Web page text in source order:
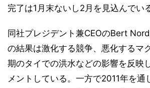
完了は1月末ないし2月を見込んでい
同社プレジデント兼CEOのBert
の結果は激化する競争、悪化するマ
期のタイでの洪水などの影響を反映
メントしている。一方で2011年を通